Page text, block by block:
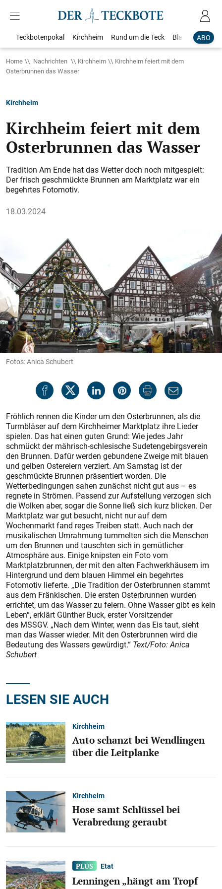
ABO
Teckbotenpokal Kirchheim Rund um die Teck Blaulicht
Home Nachrichten Kirchheim
Kirchheim feiert mit dem
Osterbrunnen das Wasser
Kirchheim
Kirchheim feiert mit dem
Osterbrunnen das Wasser
Tradition Am Ende hat das Wetter doch noch mitgespielt:
Der frisch geschmückte Brunnen am Marktplatz war ein
begehrtes Fotomotiv.
18.03.2024
Fotos: Anica Schubert
Fröhlich rennen die Kinder um den Osterbrunnen, als die
Turmbläser auf dem Kirchheimer Marktplatz ihre Lieder
spielen. Das hat einen guten Grund: Wie jedes Jahr
schmückt der mährisch-schlesische Sudetengebirgsverein
den Brunnen. Dafür werden gebundene Zweige mit blauen
und gelben Ostereiern verziert. Am Samstag ist der
geschmückte Brunnen präsentiert worden. Die
Wetterbedingungen sahen zunächst nicht gut aus – es
regnete in Strömen. Passend zur Aufstellung verzogen sich
die Wolken aber, sogar die Sonne ließ sich kurz blicken. Der
Marktplatz war gut besucht, nicht nur auf dem
Wochenmarkt fand reges Treiben statt. Auch nach der
musikalischen Umrahmung tummelten sich die Menschen
um den Brunnen und tauschten sich in gemütlicher
Atmosphäre aus. Einige knipsten ein Foto vom
Marktplatzbrunnen, der mit den alten Fachwerkhäusern im
Hintergrund und dem blauen Himmel ein begehrtes
Fotomotiv lieferte. „Die Tradition der Osterbrunnen stammt
aus dem Fränkischen. Die ersten Osterbrunnen wurden
errichtet, um das Wasser zu feiern. Ohne Wasser gibt es kein
Leben“, erklärt Günther Buck, erster Vorsitzender
des MSSGV. „Nach dem Winter, wenn das Eis taut, sieht
man das Wasser wieder. Mit den Osterbrunnen wird die
Bedeutung des Wassers gewürdigt.“ Text/Foto: Anica
Schubert
LESEN SIE AUCH
Kirchheim
Auto schanzt bei Wendlingen
über die Leitplanke
Kirchheim
Hose samt Schlüssel bei
Verabredung geraubt
Etat
Lenningen „hängt am Tropf